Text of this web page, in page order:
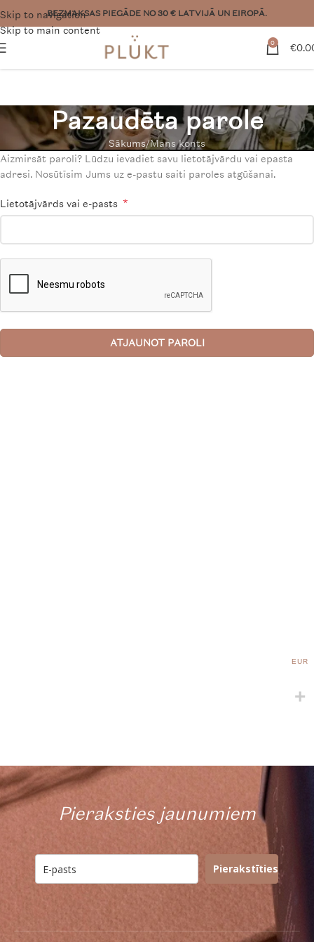
Skip to navigation
Skip to main content
Vēlies lielāku pasūtījumu? Sazinies: pasutijumi@plukttea.com
0 €
Pazaudēta parole
Sākums Mans konts
Aizmirsāt paroli? Lūdzu ievadiet savu lietotājvārdu vai epasta
adresi. Nosūtīsim Jums uz e-pastu saiti paroles atgūšanai.
Lietotājvārds vai e-pasts *
ATJAUNOT PAROLI
Pieraksties jaunumiem
Pierakstīties
EUR